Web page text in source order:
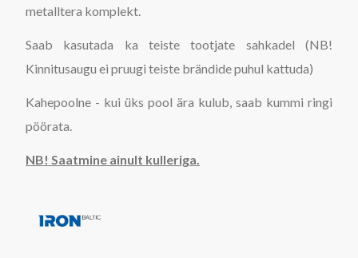
metalltera komplekt.
Saab kasutada ka teiste tootjate sahkadel (NB!
Kinnitusaugu ei pruugi teiste brändide puhul kattuda)
Kahepoolne - kui üks pool ära kulub, saab kummi ringi
pöörata.
NB! Saatmine ainult kulleriga.